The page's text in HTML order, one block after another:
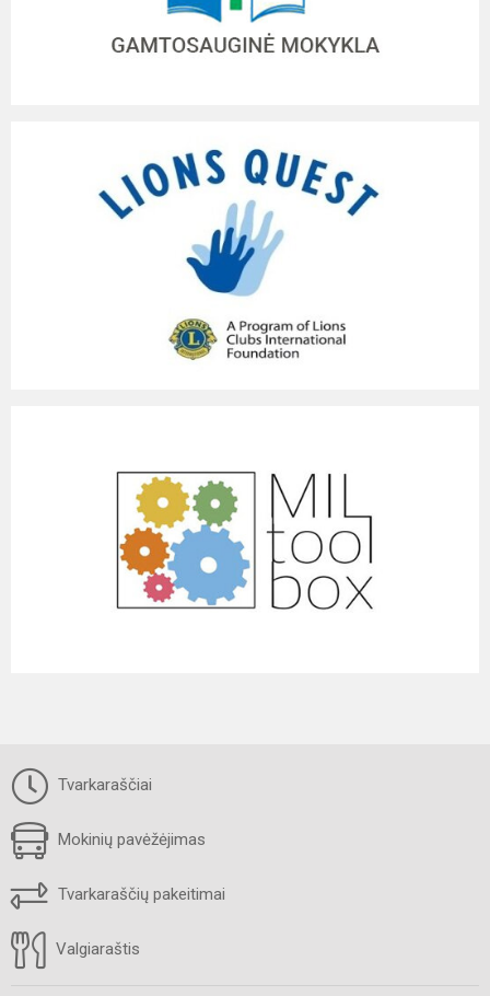
Tvarkaraščiai
Mokinių pavėžėjimas
Tvarkaraščių pakeitimai
Valgiaraštis